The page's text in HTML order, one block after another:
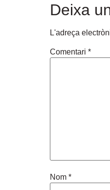
Deixa
L'adreça
Comentari *
Nom *